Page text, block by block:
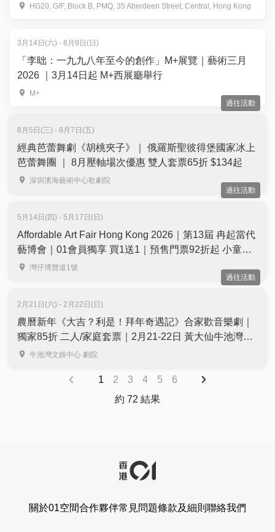
打印趣味體驗班
HG20, G/F, Block B, PMQ, 35 Aberdeen Street, Central, Hong Kong
3月14日(六) - 8月9日(日)
「李昢：一九九八年至今的創作」M+展覽｜藝術三月
2026 ｜3月14日起 M+西展廳舉行
M+
過往活動
8月5日(三) - 8月7日(五)
經典芭蕾舞劇《胡桃夾子》｜ 俄羅斯聖彼得堡國家冰上
芭蕾舞團 ｜ 8月壓軸場次優惠 雙人套票65折 $134起
深圳濱海藝術中心歌劇院
過往活動
5月14日(四) - 5月17日(日)
Affordable Art Fair Hong Kong 2026｜第13屆 冉起當代
藝博會｜01會員獨享 買1送1｜預售門票92折起 小童免
費入場｜5月14至17日 灣仔會展
灣仔博覽道1號
過往活動
2月21日(六) - 2月22日(日)
農曆新年《大吉？利是！拜年奇遇記》合家歡音樂劇｜
獨家85折 二人/家庭套票｜2月21-22日 黃大仙牛池灣文
娛中心劇院上演
牛池灣文娛中心 劇院
1 2 3 4 5
6
約 72 結果
關於01空間合作夥伴常見問題條款及細則 聯絡我們